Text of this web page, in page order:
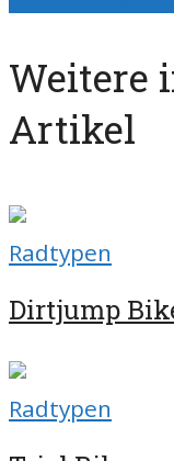
Weitere
Artikel
Radtypen
Dirtjump
Radtypen